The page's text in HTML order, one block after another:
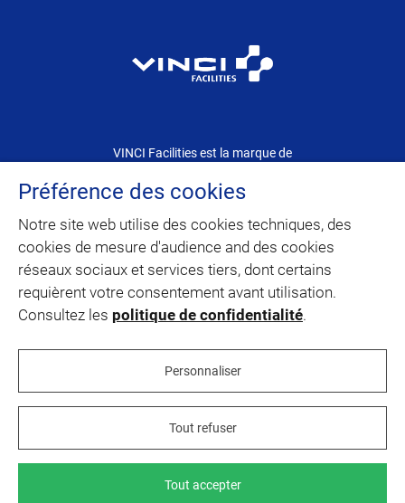
VINCI Facilities est la marque de
PLAN DU SITE
Politique de cookies
Préférence des cookies
Notre site web utilise des cookies techniques, des
cookies de mesure d'audience and des cookies
réseaux sociaux et services tiers, dont certains
requièrent votre consentement avant utilisation.
Consultez les politique de confidentialité.
Personnaliser
Tout refuser
Tout accepter